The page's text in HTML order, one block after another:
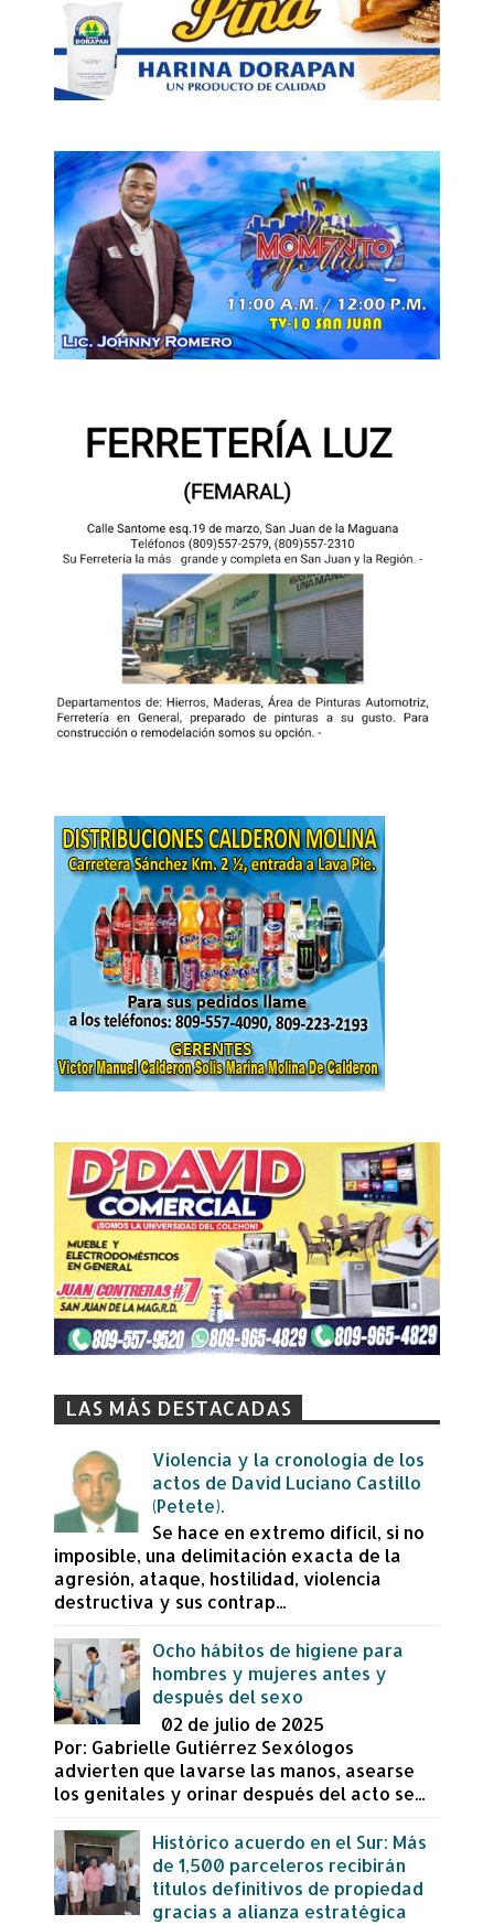
LAS MÁS DESTACADAS
Violencia y la cronología de los
actos de David Luciano Castillo
(Petete).
Se hace en extremo difícil, si no
imposible, una delimitación exacta de la
agresión, ataque, hostilidad, violencia
destructiva y sus contrap...
Ocho hábitos de higiene para
hombres y mujeres antes y
después del sexo
02 de julio de 2025
Por: Gabrielle Gutiérrez Sexólogos
advierten que lavarse las manos, asearse
los genitales y orinar después del acto se...
Histórico acuerdo en el Sur: Más
de 1,500 parceleros recibirán
títulos definitivos de propiedad
gracias a alianza estratégica